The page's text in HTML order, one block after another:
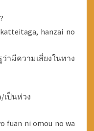
hanzai no
มีความเสี่ยงในทาง
/เป็นห่วง
fuan ni omou no wa